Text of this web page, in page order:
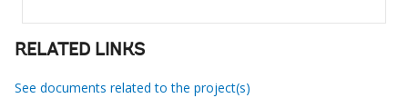
RELATED LINKS
See documents related to the project(s)